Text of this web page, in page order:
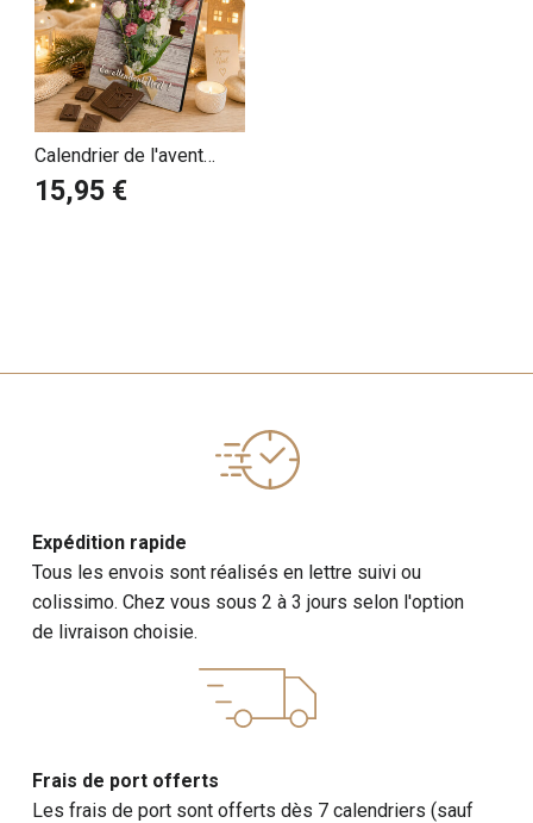
Calendrier de l'avent
Bouquet de Fleurs sur
15,95 €
Expédition rapide
Tous les envois sont réalisés en lettre suivi ou
colissimo. Chez vous sous 2 à 3 jours selon l'option
de livraison choisie.
Frais de port offerts
Les frais de port sont offerts dès 7 calendriers (sauf